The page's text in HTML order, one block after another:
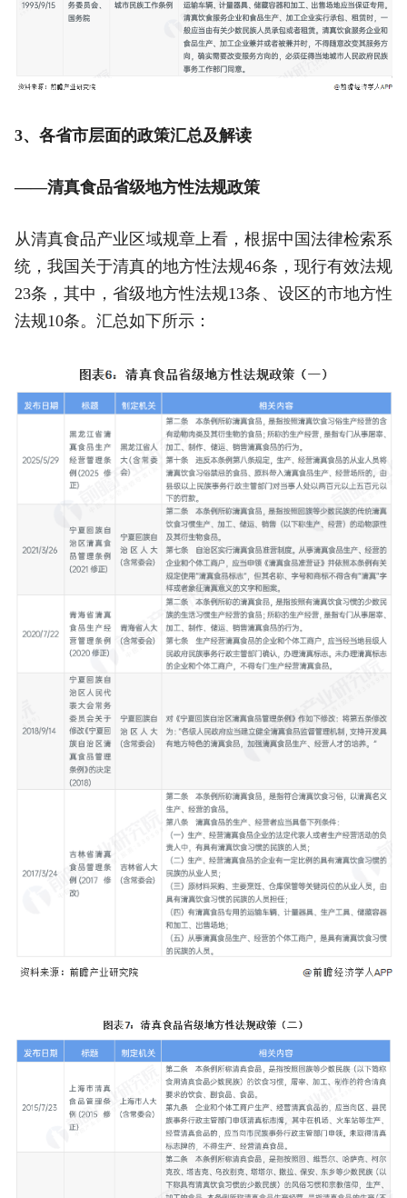
3、各省市层面的政策汇总及解读
——清真食品省级地方性法规政策
从清真食品产业区域规章上看，根据中国法律检索系
统，我国关于清真的地方性法规46条，现行有效法规
23条，其中，省级地方性法规13条、设区的市地方性
法规10条。汇总如下所示：